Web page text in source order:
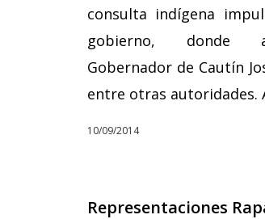
consulta indígena
gobierno, donde
Gobernador de Cautín
entre otras autoridades.
10/09/2014
Representaciones